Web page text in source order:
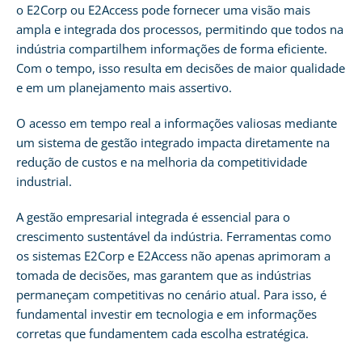
o E2Corp ou E2Access pode fornecer uma visão mais
ampla e integrada dos processos, permitindo que todos na
indústria compartilhem informações de forma eficiente.
Com o tempo, isso resulta em decisões de maior qualidade
e em um planejamento mais assertivo.
O acesso em tempo real a informações valiosas mediante
um sistema de gestão integrado impacta diretamente na
redução de custos e na melhoria da competitividade
industrial.
A gestão empresarial integrada é essencial para o
crescimento sustentável da indústria. Ferramentas como
os sistemas E2Corp e E2Access não apenas aprimoram a
tomada de decisões, mas garantem que as indústrias
permaneçam competitivas no cenário atual. Para isso, é
fundamental investir em tecnologia e em informações
corretas que fundamentem cada escolha estratégica.